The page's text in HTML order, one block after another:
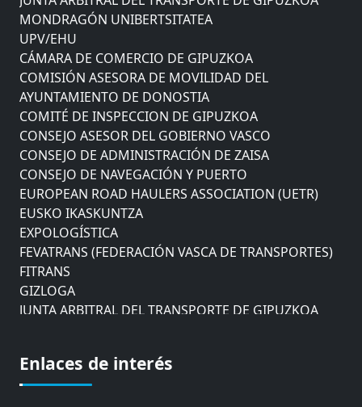
MONDRAGÓN UNIBERTSITATEA
UPV/EHU
CÁMARA DE COMERCIO DE GIPUZKOA
COMISIÓN ASESORA DE MOVILIDAD DEL
AYUNTAMIENTO DE DONOSTIA
COMITÉ DE INSPECCION DE GIPUZKOA
CONSEJO ASESOR DEL GOBIERNO VASCO
CONSEJO DE ADMINISTRACIÓN DE ZAISA
CONSEJO DE NAVEGACIÓN Y PUERTO
EUROPEAN ROAD HAULERS ASSOCIATION (UETR)
EUSKO IKASKUNTZA
EXPOLOGÍSTICA
FEVATRANS (FEDERACIÓN VASCA DE TRANSPORTES)
FITRANS
GIZLOGA
JUNTA ARBITRAL DEL TRANSPORTE DE GIPUZKOA
MONDRAGÓN UNIBERTSITATEA
Enlaces de interés